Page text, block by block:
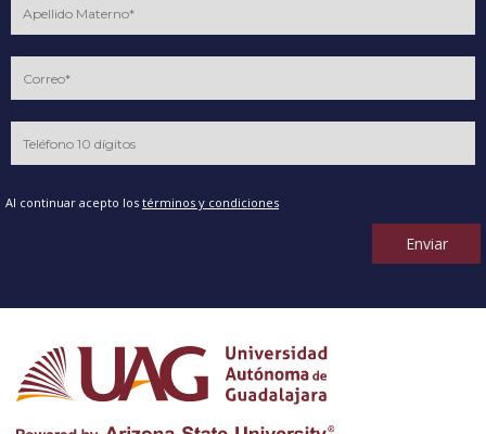
Al continuar acepto los términos y condiciones
Enviar